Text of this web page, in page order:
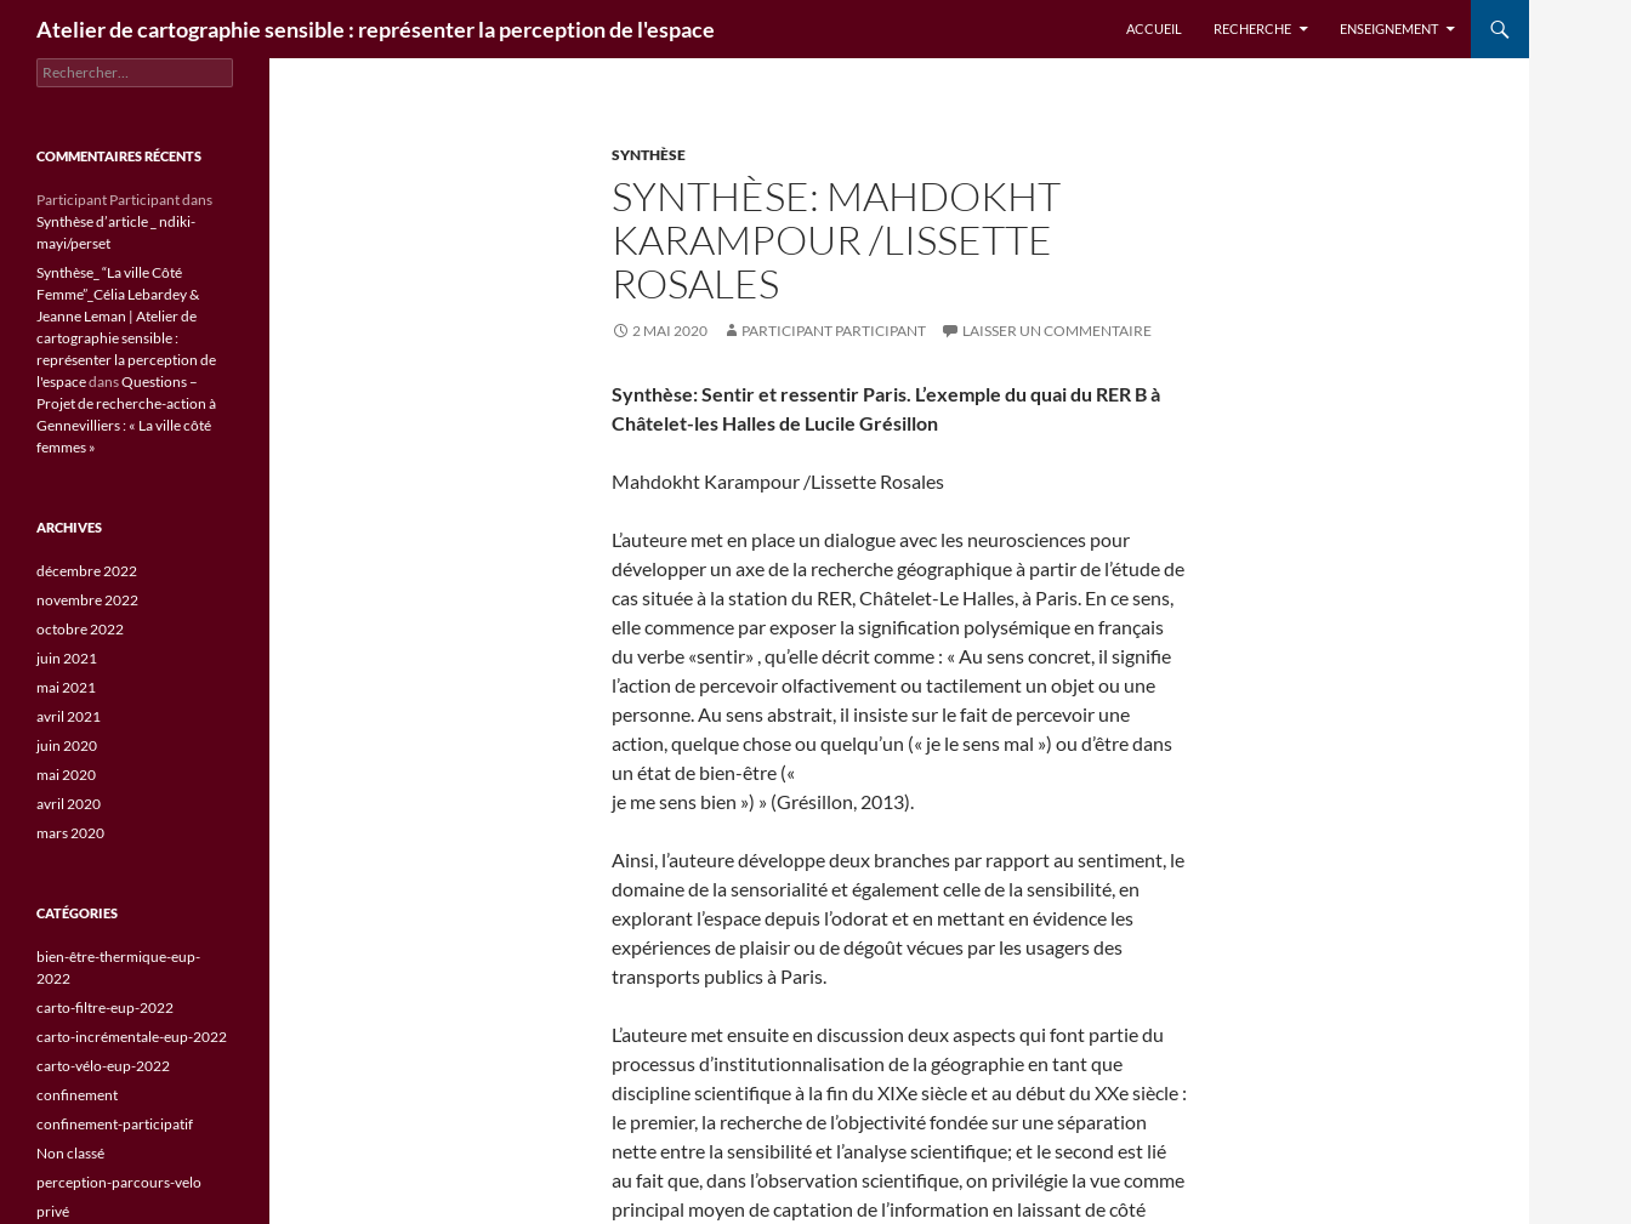
Atelier de cartographie sensible : représenter la perception de l'espace
ACCUEIL
RECHERCHE ENSEIGNEMENT
SYNTHÈSE
SYNTHÈSE: MAHDOKHT
KARAMPOUR /LISSETTE
ROSALES
2 MAI 2020 PARTICIPANT PARTICIPANT LAISSER UN COMMENTAIRE
Synthèse: Sentir et ressentir Paris. L’exemple du quai du RER B à
Châtelet-les Halles de Lucile Grésillon
Mahdokht Karampour /Lissette Rosales
L’auteure met en place un dialogue avec les neurosciences pour
développer un axe de la recherche géographique à partir de l’étude de
cas située à la station du RER, Châtelet-Le Halles, à Paris. En ce sens,
elle commence par exposer la signification polysémique en français
du verbe «sentir» , qu’elle décrit comme : « Au sens concret, il signifie
l’action de percevoir olfactivement ou tactilement un objet ou une
personne. Au sens abstrait, il insiste sur le fait de percevoir une
action, quelque chose ou quelqu’un (« je le sens mal ») ou d’être dans
un état de bien-être («
je me sens bien ») » (Grésillon, 2013).
Ainsi, l’auteure développe deux branches par rapport au sentiment, le
domaine de la sensorialité et également celle de la sensibilité, en
explorant l’espace depuis l’odorat et en mettant en évidence les
expériences de plaisir ou de dégoût vécues par les usagers des
transports publics à Paris.
L’auteure met ensuite en discussion deux aspects qui font partie du
processus d’institutionnalisation de la géographie en tant que
discipline scientifique à la fin du XIXe siècle et au début du XXe siècle :
le premier, la recherche de l’objectivité fondée sur une séparation
nette entre la sensibilité et l’analyse scientifique; et le second est lié
au fait que, dans l’observation scientifique, on privilégie la vue comme
principal moyen de captation de l’information en laissant de côté
Rechercher :
COMMENTAIRES RÉCENTS
Participant Participantdans
Synthèse d’article _ ndiki-
mayi/perset
Synthèse_ “La ville Côté
Femme”_Célia Lebardey &
Jeanne Leman | Atelier de
cartographie sensible :
représenter la perception de
l'espacedansQuestions –
Projet de recherche-action à
Gennevilliers : « La ville côté
femmes »
ARCHIVES
décembre 2022
novembre 2022
octobre 2022
juin 2021
mai 2021
avril 2021
juin 2020
mai 2020
avril 2020
mars 2020
CATÉGORIES
bien-être-thermique-eup-
2022
carto-filtre-eup-2022
carto-incrémentale-eup-2022
carto-vélo-eup-2022
confinement
confinement-participatif
Non classé
perception-parcours-velo
privé